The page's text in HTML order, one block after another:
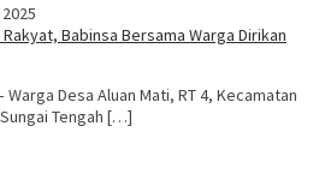
Babinsa Bersama Warga Dirikan
Desa Aluan Mati, RT 4, Kecamatan
Tengah […]